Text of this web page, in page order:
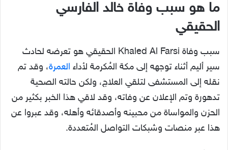
ما هو سبب وفاة خالد الفارسي
الحقيقي
سبب وفاة Khaled Al Farsi الحقيقي هو تعرضه لحادث
سير أليم أثناء توجهه إلى مكة المُكرمة لأداء العمرة، وقد تم
نقله إلى المستشفى لتلقي العلاج، ولكن حالته الصحية
تدهورة وتم الإعلان عن وفاته، وقد لاقي هذا الخبر بكثير من
الحزن والمواساة من محبينه وأصدقائه وأهله، وقد عبروا عن
هذا عبر منصات وشبكات التواصل المُتعددة.